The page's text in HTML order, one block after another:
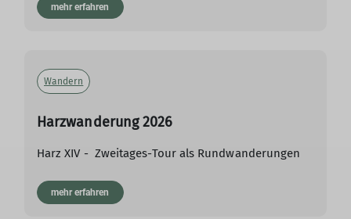
mehr erfahren
Wandern
Harzwanderung 2026
Harz XIV - Zweitages-Tour als Rundwanderungen
mehr erfahren